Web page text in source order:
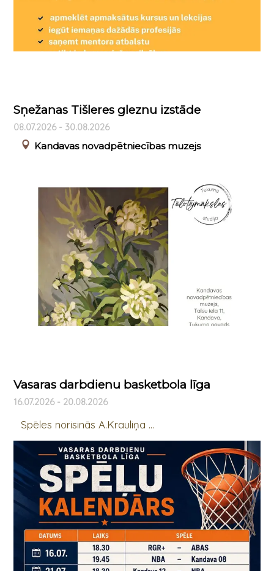
Sņežanas Tišleres gleznu izstāde
08.07.2026 - 30.08.2026
Kandavas novadpētniecības muzejs
Vasaras darbdienu basketbola līga
16.07.2026 - 20.08.2026
Spēles norisinās A.Krauliņa ...